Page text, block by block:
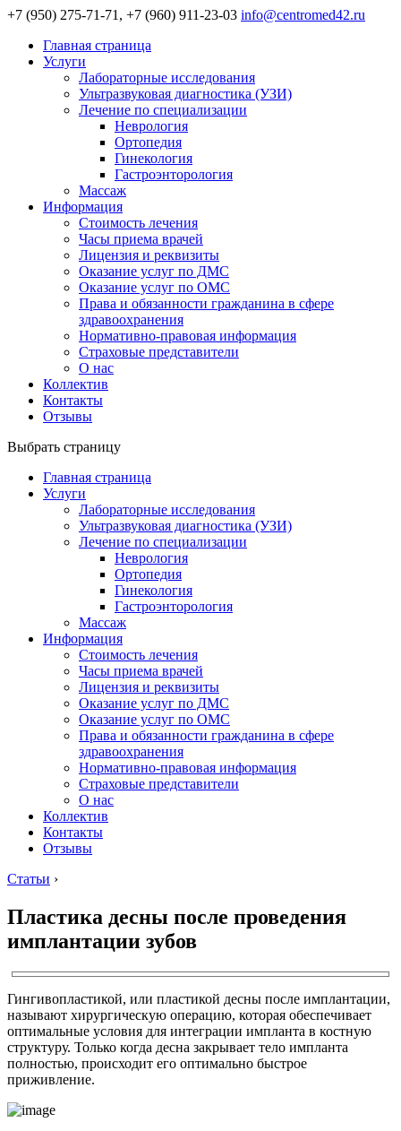
+7 (950) 275-71-71, +7 (960) 911-23-03 info@centromed42.ru
Главная страница
Услуги
Лабораторные исследования
Ультразвуковая диагностика (УЗИ)
Лечение по специализации
Неврология
Ортопедия
Гинекология
Гастроэнторология
Массаж
Информация
Стоимость лечения
Часы приема врачей
Лицензия и реквизиты
Оказание услуг по ДМС
Оказание услуг по ОМС
Права и обязанности гражданина в сфере
здравоохранения
Нормативно-правовая информация
Страховые представители
О нас
Коллектив
Контакты
Отзывы
Выбрать страницу
Главная страница
Услуги
Лабораторные исследования
Ультразвуковая диагностика (УЗИ)
Лечение по специализации
Неврология
Ортопедия
Гинекология
Гастроэнторология
Массаж
Информация
Стоимость лечения
Часы приема врачей
Лицензия и реквизиты
Оказание услуг по ДМС
Оказание услуг по ОМС
Права и обязанности гражданина в сфере
здравоохранения
Нормативно-правовая информация
Страховые представители
О нас
Коллектив
Контакты
Отзывы
Статьи ›
Пластика десны после проведения
имплантации зубов
Гингивопластикой, или пластикой десны после имплантации,
называют хирургическую операцию, которая обеспечивает
оптимальные условия для интеграции импланта в костную
структуру. Только когда десна закрывает тело импланта
полностью, происходит его оптимально быстрое
приживление.